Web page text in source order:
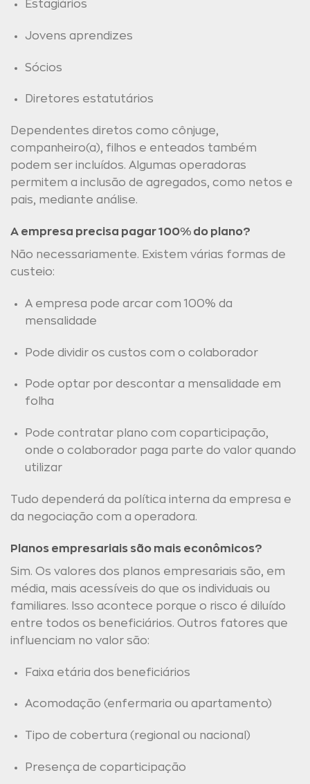
Estagiários
Jovens aprendizes
Sócios
Diretores estatutários
Dependentes diretos como cônjuge,
companheiro(a), filhos e enteados também
podem ser incluídos. Algumas operadoras
permitem a inclusão de agregados, como netos e
pais, mediante análise.
A empresa precisa pagar 100% do plano?
Não necessariamente. Existem várias formas de
custeio:
A empresa pode arcar com 100% da
mensalidade
Pode dividir os custos com o colaborador
Pode optar por descontar a mensalidade em
folha
Pode contratar plano com coparticipação,
onde o colaborador paga parte do valor quando
utilizar
Tudo dependerá da política interna da empresa e
da negociação com a operadora.
Planos empresariais são mais econômicos?
Sim. Os valores dos planos empresariais são, em
média, mais acessíveis do que os individuais ou
familiares. Isso acontece porque o risco é diluído
entre todos os beneficiários. Outros fatores que
influenciam no valor são:
Faixa etária dos beneficiários
Acomodação (enfermaria ou apartamento)
Tipo de cobertura (regional ou nacional)
Presença de coparticipação